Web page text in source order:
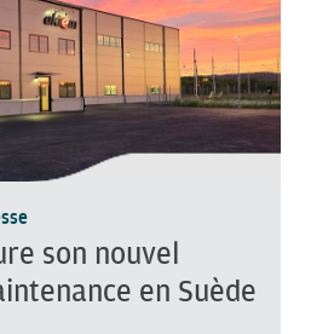
son nouvel
en Suède